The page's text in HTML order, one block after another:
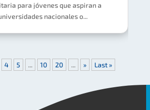
para jóvenes que aspiran a
nacionales o...
4 5 ... 10 20 ... » Last »